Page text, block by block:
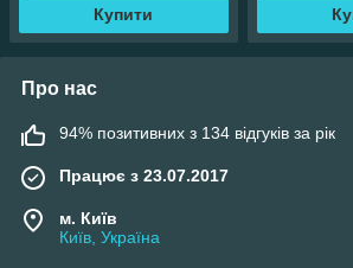
Купити
Про нас
94% позитивних з 134 відгуків за рік
Працює з 23.07.2017
м. Київ
Київ, Україна